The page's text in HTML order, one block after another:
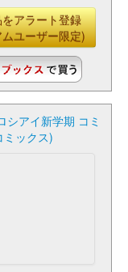
アラート登録
ユーザー限定)
シアイ新学期 コミ
ミックス)